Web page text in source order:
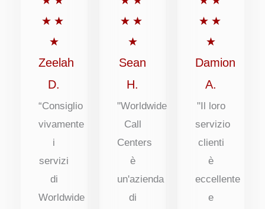
★ ★
★
5
su
5
Zeelah
D.
“Consiglio
vivamente
i
servizi
di
Worldwide
★ ★
★
5
su
5
Sean
H.
"Worldwide
Call
Centers
è
un'azienda
di
★ ★
★
5
5
Damion
A.
"Il loro
servizio
clienti
è
eccellente
e